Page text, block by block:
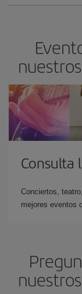
Consulta
Conciertos,
mejores eventos